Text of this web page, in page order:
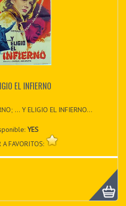
EL INFIERNO
... Y ELIGIO EL INFIERNO...
YES
A FAVORITOS: